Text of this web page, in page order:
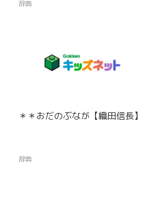
辞典
＊＊おだのぶなが【織田信長】
辞典